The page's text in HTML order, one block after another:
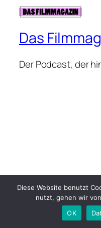
Das
Der Podcast, der
Diese Website benutzt
nutzt, gehen wir
OK